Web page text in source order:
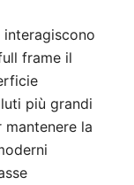
frame il
più grandi
la